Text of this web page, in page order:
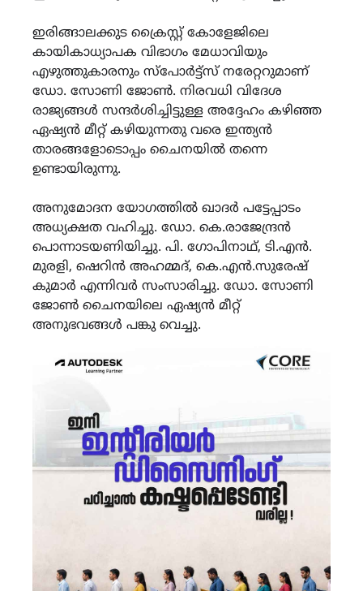
ഇരിങ്ങാലക്കുട ക്രൈസ്റ്റ് കോളേജിലെ
കായികാധ്യാപക വിഭാഗം മേധാവിയും
എഴുത്തുകാരനും സ്പോർട്ട്സ് നരേറ്ററുമാണ്
ഡോ. സോണി ജോൺ. നിരവധി വിദേശ
രാജ്യങ്ങൾ സന്ദർശിച്ചിട്ടുള്ള അദ്ദേഹം കഴിഞ്ഞ
ഏഷ്യൻ മീറ്റ് കഴിയുന്നതു വരെ ഇന്ത്യൻ
താരങ്ങളോടൊപ്പം ചൈനയിൽ തന്നെ
ഉണ്ടായിരുന്നു.
അനുമോദന യോഗത്തിൽ ഖാദർ പട്ടേപ്പാടം
അധ്യക്ഷത വഹിച്ചു. ഡോ. കെ.രാജേന്ദ്രൻ
പൊന്നാടയണിയിച്ചു. പി. ഗോപിനാഥ്, ടി.എൻ.
മുരളി, ഷെറിൻ അഹമ്മദ്, കെ.എൻ.സുരേഷ്
കുമാർ എന്നിവർ സംസാരിച്ചു. ഡോ. സോണി
ജോൺ ചൈനയിലെ ഏഷ്യൻ മീറ്റ്
അനുഭവങ്ങൾ പങ്കു വെച്ചു.